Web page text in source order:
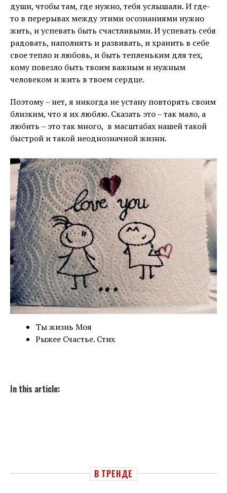
души, чтобы там, где нужно, тебя услышали. И где-
то в перерывах между этими осознаниями нужно
жить, и успевать быть счастливыми. И успевать себя
радовать, наполнять и развивать, и хранить в себе
свое тепло и любовь, и быть тепленьким для тех,
кому повезло быть твоим важным и нужным
человеком и жить в твоем сердце.
Поэтому – нет, я никогда не устану повторять своим
близким, что я их люблю. Сказать это – так мало, а
любить – это так много, в масштабах нашей такой
быстрой и такой неоднозначной жизни.
Ты жизнь Моя
Рыжее Счастье. Стих
In this article:
В ТРЕНДЕ